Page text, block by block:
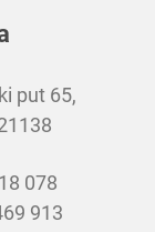
put 65,
078
913